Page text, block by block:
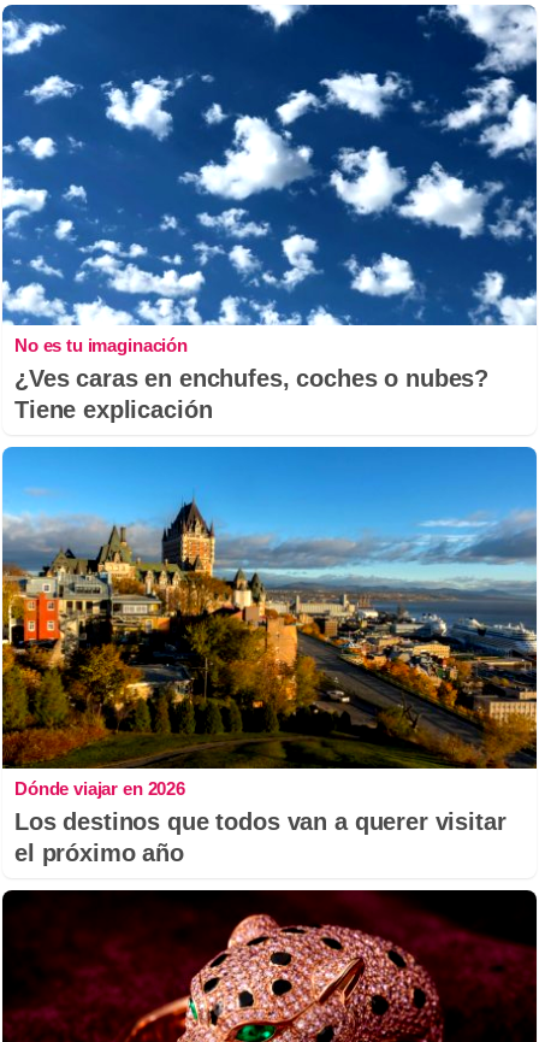
No es tu imaginación
¿Ves caras en enchufes, coches o nubes?
Tiene explicación
Dónde viajar en 2026
Los destinos que todos van a querer visitar
el próximo año